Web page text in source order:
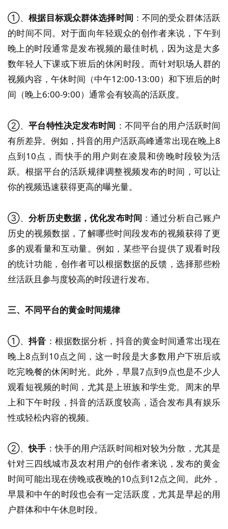
①、根据目标观众群体选择时间 ：不同的受众群体活跃
的时间不同。对于面向年轻观众的创作者来说，下午到
晚上的时段通常是发布视频的最佳时机，因为这是大多
数年轻人下课或下班后的休闲时段。而针对职场人群的
视频内容，午休时间（中午12:00-13:00）和下班后的时
间（晚上6:00-9:00）通常会有较高的活跃度。
②、平台特性决定发布时间 ：不同平台的用户活跃时间
有所差异。例如，抖音的用户活跃高峰通常出现在晚上8
点到10点，而快手的用户则在凌晨和傍晚时段较为活
跃。根据平台的活跃规律调整视频发布的时间，可以让
你的视频迅速获得更高的曝光量。
③、分析历史数据，优化发布时间 ：通过分析自己账户
历史的视频数据，了解哪些时间段发布的视频获得了更
多的观看量和互动量。例如，某些平台提供了观看时段
的统计功能，创作者可以根据数据的反馈，选择那些粉
丝活跃且参与度较高的时段进行发布。
三、不同平台的黄金时间规律
①、抖音 ：根据数据分析，抖音的黄金时间通常出现在
晚上8点到10点之间，这一时段是大多数用户下班后或
吃完晚餐的休闲时光。此外，早晨7点到9点也是不少人
观看短视频的时间，尤其是上班族和学生党。周末的早
上和下午时段，抖音的活跃度较高，适合发布具有娱乐
性或轻松内容的视频。
②、快手 ：快手的用户活跃时间相对较为分散，尤其是
针对三四线城市及农村用户的创作者来说，发布的黄金
时间可能出现在傍晚或夜晚的10点到12点之间。此外，
早晨和中午的时段也会有一定活跃度，尤其是早起的用
户群体和中午休息时段。